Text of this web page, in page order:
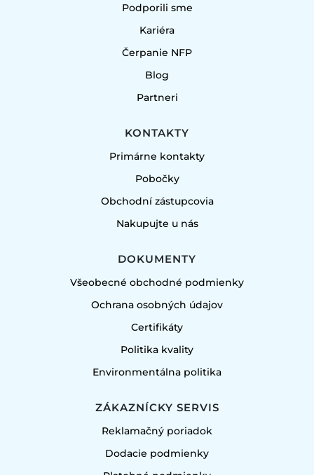
Podporili sme
Kariéra
Čerpanie NFP
Blog
Partneri
KONTAKTY
Primárne kontakty
Pobočky
Obchodní zástupcovia
Nakupujte u nás
DOKUMENTY
Všeobecné obchodné podmienky
Ochrana osobných údajov
Certifikáty
Politika kvality
Environmentálna politika
ZÁKAZNÍCKY SERVIS
Reklamačný poriadok
Dodacie podmienky